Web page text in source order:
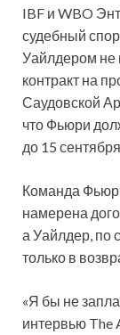
IBF и WBO
судебный
Уайлдером не
контракт на
Саудовской
что Фьюри
до 15
Команда
намерена
а Уайлдер, по
только в
«Я бы не
интервью The